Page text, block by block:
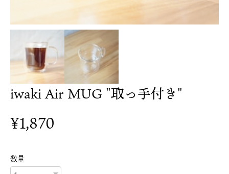
iwaki Air MUG "取っ手付き"
¥1,870
数量